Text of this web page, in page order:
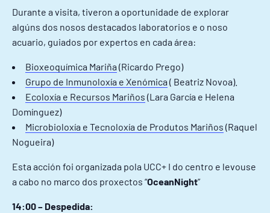
Durante a visita, tiveron a oportunidade de explorar
algúns dos nosos destacados laboratorios e o noso
acuario, guiados por expertos en cada área:
Bioxeoquímica Mariña (Ricardo Prego)
Grupo de Inmunoloxía e Xenómica ( Beatriz Novoa).
Ecoloxía e Recursos Mariños (Lara García e Helena
Domínguez)
Microbioloxía e Tecnoloxía de Produtos Mariños (Raquel
Nogueira)
Esta acción foi organizada pola UCC+ I do centro e levouse
a cabo no marco dos proxectos “OceanNight”
14:00 – Despedida: